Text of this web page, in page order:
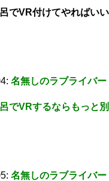
でVR付けてやればいい
名無しのラブライバー
でVRするならもっと
名無しのラブライバー